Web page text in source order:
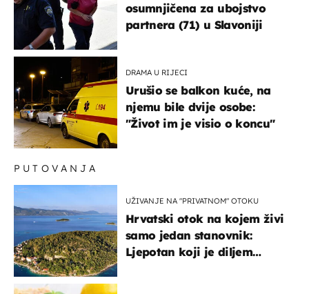
osumnjičena za ubojstvo
partnera (71) u Slavoniji
DRAMA U RIJECI
Urušio se balkon kuće, na
njemu bile dvije osobe:
"Život im je visio o koncu"
PUTOVANJA
UŽIVANJE NA "PRIVATNOM" OTOKU
Hrvatski otok na kojem živi
samo jedan stanovnik:
Ljepotan koji je diljem